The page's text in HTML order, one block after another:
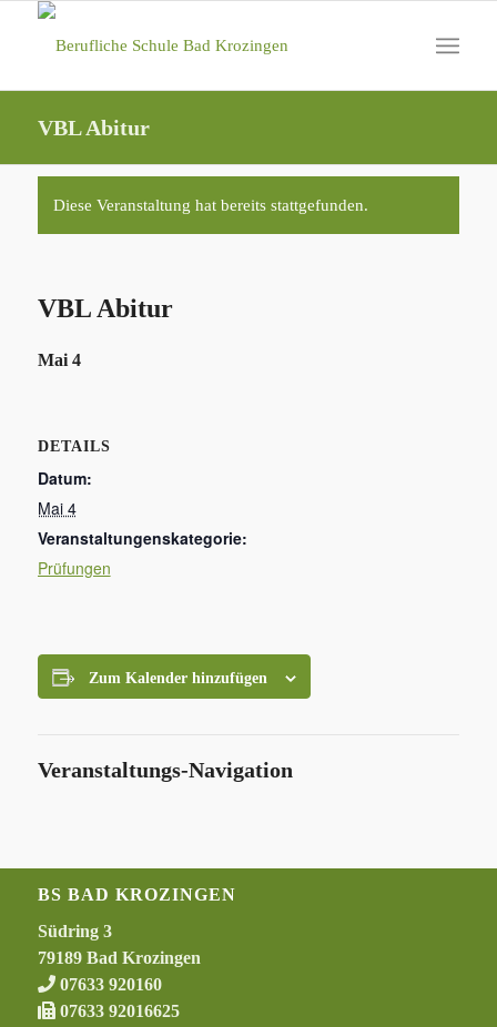
VBL Abitur
Diese Veranstaltung hat bereits stattgefunden.
VBL Abitur
Mai 4
DETAILS
Datum:
Mai 4
Veranstaltungenskategorie:
Prüfungen
Zum Kalender hinzufügen
Veranstaltungs-Navigation
BS BAD KROZINGEN
Südring 3
79189 Bad Krozingen
07633 920160
07633 92016625